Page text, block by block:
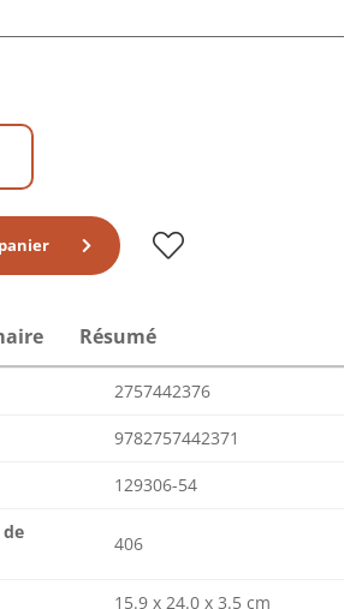
Résumé
2757442376
9782757442371
129306-54
406
15.9 x 24.0 x 3.5 cm